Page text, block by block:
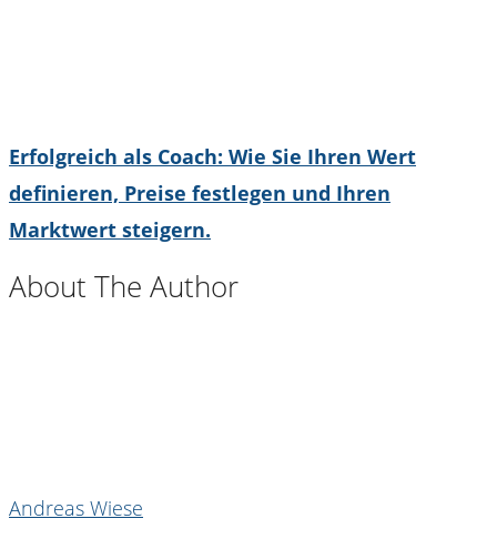
Erfolgreich als Coach: Wie Sie Ihren Wert
definieren, Preise festlegen und Ihren
Marktwert steigern.
About The Author
Andreas Wiese